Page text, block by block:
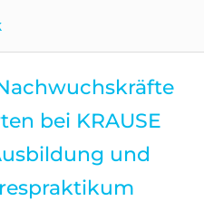
bei KRAUSE
und